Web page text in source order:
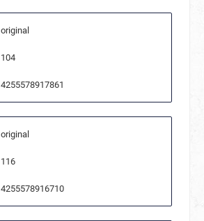
original
104
4255578917861
original
116
4255578916710